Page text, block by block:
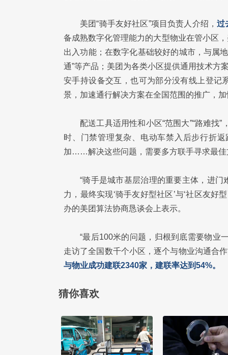
美团“骑手友好社区”项目负责人介绍，过
备成熟数字化管理能力的大型物业在管小区
出入功能；在数字化基础较好的城市，与属
通”等产品；美团为各类小区提供通用技术方
安手持设备交互，也可为部分没有线上登记
景，加速通行解决方案在全国范围的推广，加
配送工具适用性和小区“范围大”“路难找
时、门禁管理复杂、电动车禁入后步行折
加……解决这些问题，需要多方联手寻求最佳
“骑手是城市基层治理的重要主体，进
力，最终实现‘骑手友好型社区’与‘社区友好
办的美团算法协商恳谈会上表示。
“最后100米的问题，归根到底需要物业
走访了全国数千个小区，逐个与物业沟通合
与物业成功建联2340家，建联率达到54%。
猜你喜欢